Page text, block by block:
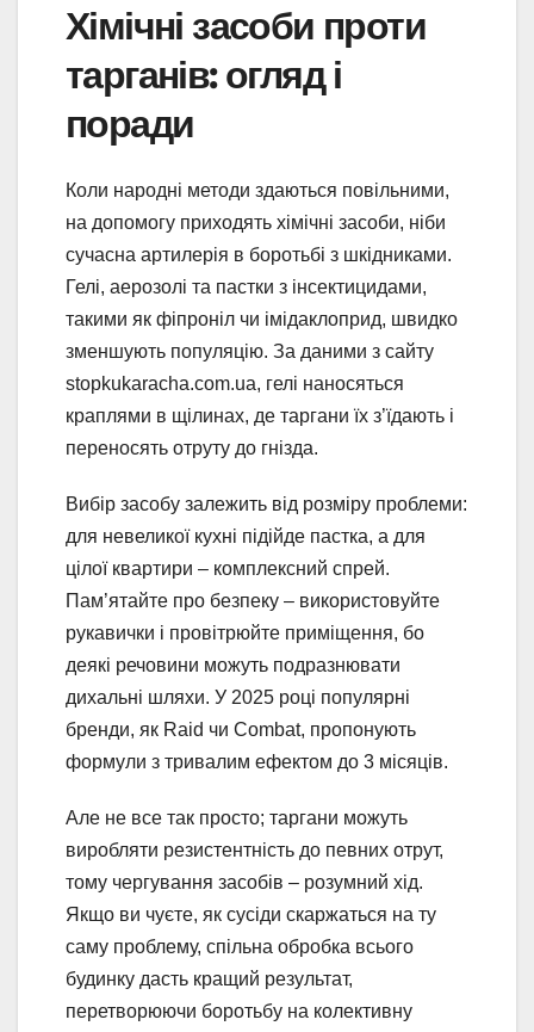
Хімічні засоби проти
тарганів: огляд і
поради
Коли народні методи здаються повільними,
на допомогу приходять хімічні засоби, ніби
сучасна артилерія в боротьбі з шкідниками.
Гелі, аерозолі та пастки з інсектицидами,
такими як фіпроніл чи імідаклоприд, швидко
зменшують популяцію. За даними з сайту
stopkukaracha.com.ua, гелі наносяться
краплями в щілинах, де таргани їх з’їдають і
переносять отруту до гнізда.
Вибір засобу залежить від розміру проблеми:
для невеликої кухні підійде пастка, а для
цілої квартири – комплексний спрей.
Пам’ятайте про безпеку – використовуйте
рукавички і провітрюйте приміщення, бо
деякі речовини можуть подразнювати
дихальні шляхи. У 2025 році популярні
бренди, як Raid чи Combat, пропонують
формули з тривалим ефектом до 3 місяців.
Але не все так просто; таргани можуть
виробляти резистентність до певних отрут,
тому чергування засобів – розумний хід.
Якщо ви чуєте, як сусіди скаржаться на ту
саму проблему, спільна обробка всього
будинку дасть кращий результат,
перетворюючи боротьбу на колективну